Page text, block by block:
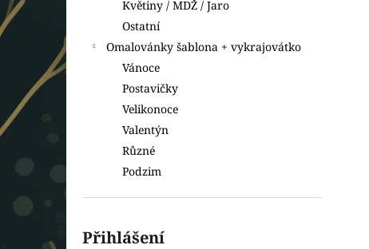
Květiny / MDŽ / Jaro
Ostatní
Omalovánky šablona + vykrajovátko
Vánoce
Postavičky
Velikonoce
Valentýn
Různé
Podzim
Přihlášení